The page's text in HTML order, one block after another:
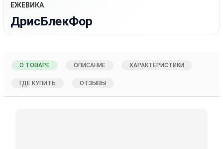
ЕЖЕВИКА
ДрисБлекФор
О ТОВАРЕ ОПИСАНИЕ ХАРАКТЕРИСТИКИ
ГДЕ КУПИТЬ ОТЗЫВЫ